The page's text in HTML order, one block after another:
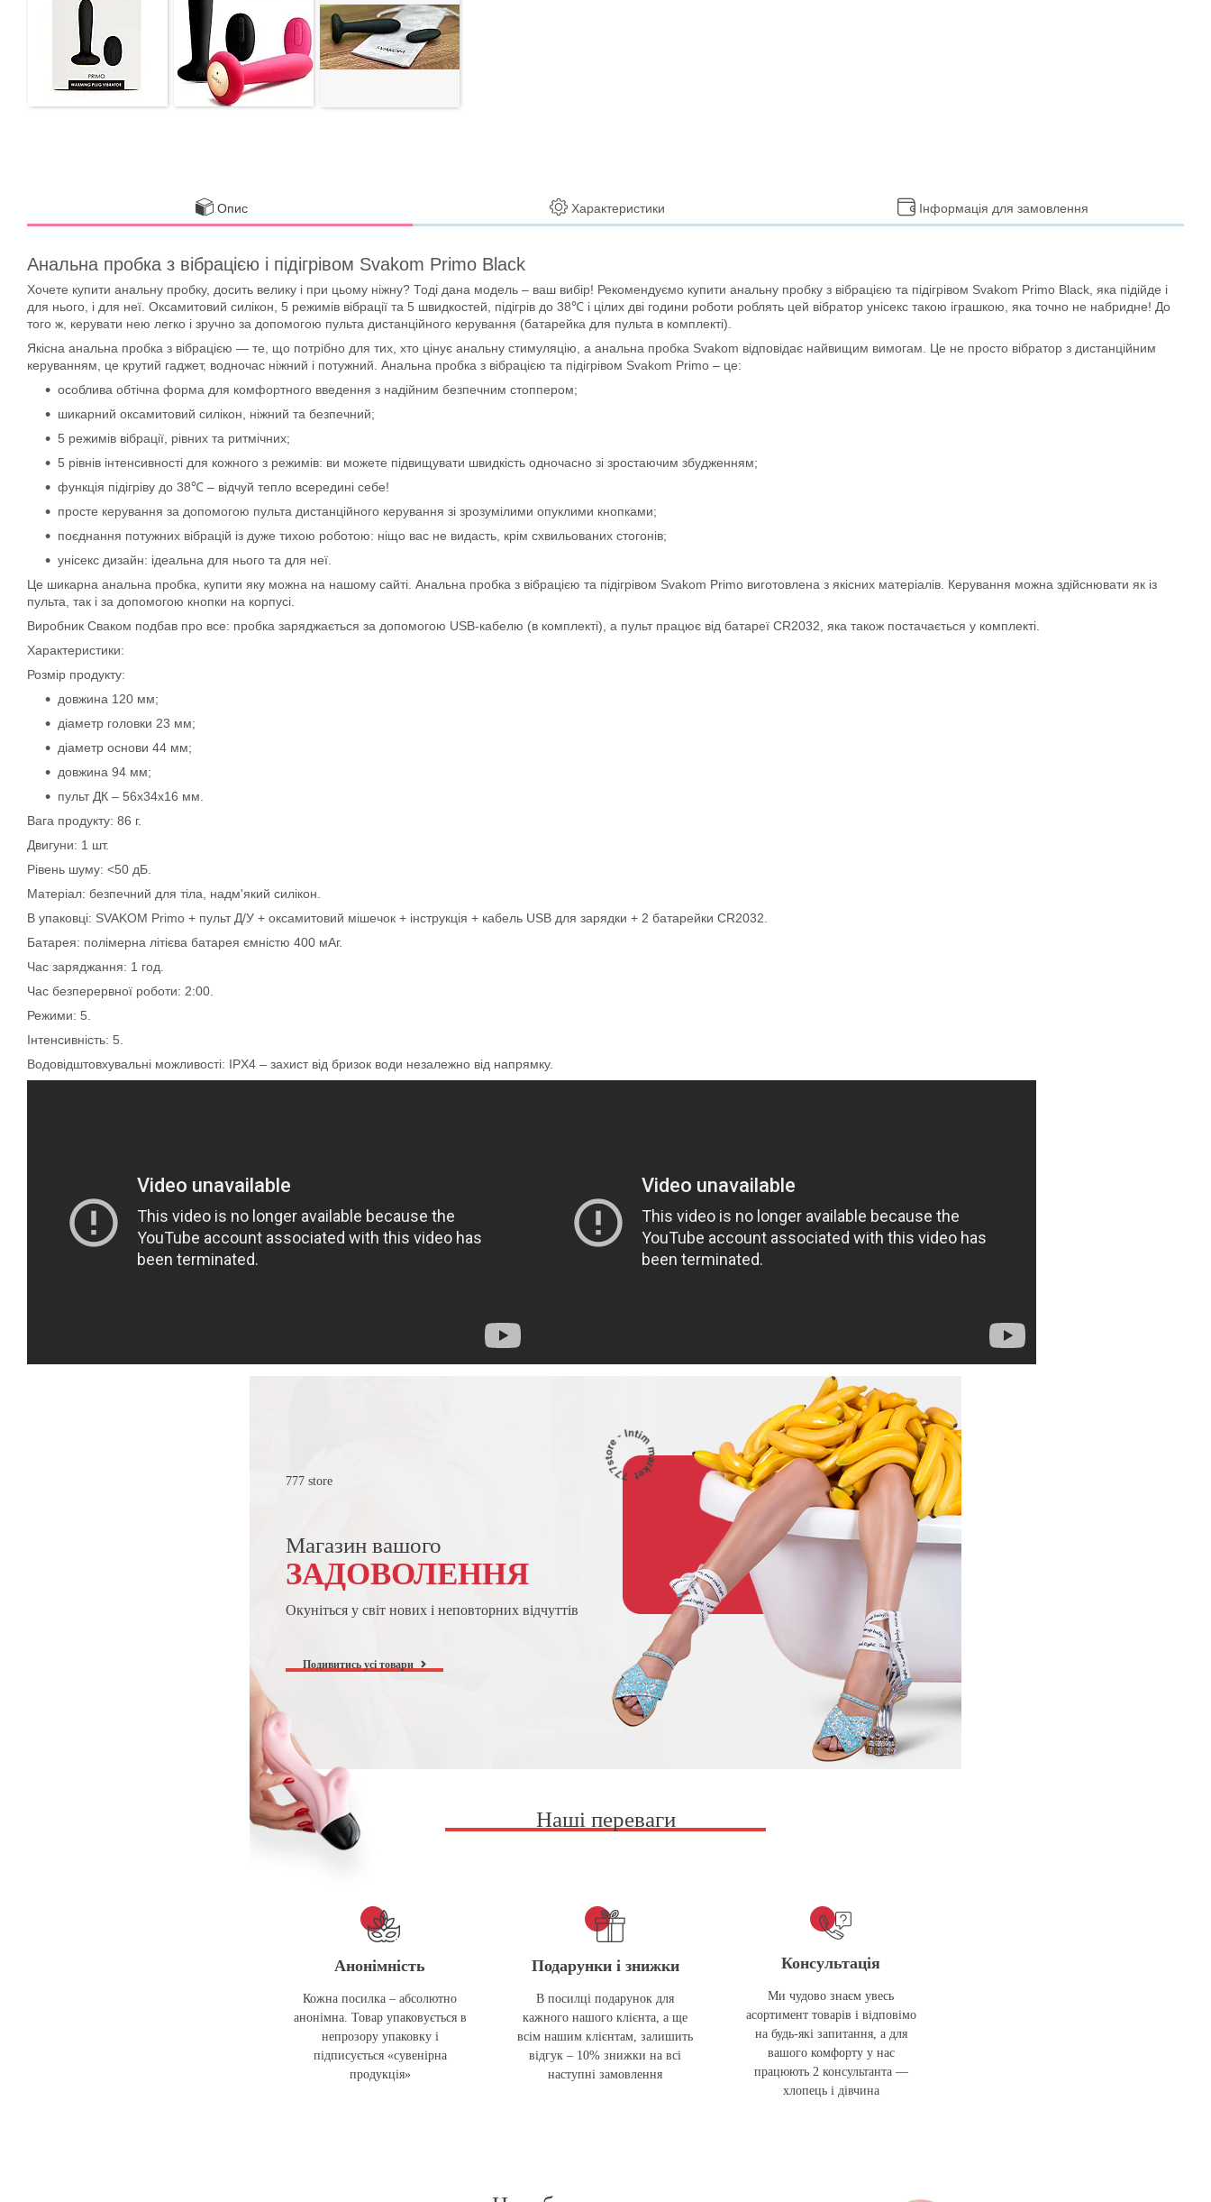
Опис Характеристики Інформація для замовлення
Анальна пробка з вібрацією і підігрівом Svakom Primo Black
Хочете купити анальну пробку, досить велику і при цьому ніжну? Тоді дана модель – ваш вибір! Рекомендуємо купити анальну пробку з вібрацією та підігрівом Svakom Primo Black, яка підійде і
для нього, і для неї. Оксамитовий силікон, 5 режимів вібрації та 5 швидкостей, підігрів до 38℃ і цілих дві години роботи роблять цей вібратор унісекс такою іграшкою, яка точно не набридне! До
того ж, керувати нею легко і зручно за допомогою пульта дистанційного керування (батарейка для пульта в комплекті).
Якісна анальна пробка з вібрацією — те, що потрібно для тих, хто цінує анальну стимуляцію, а анальна пробка Svakom відповідає найвищим вимогам. Це не просто вібратор з дистанційним
керуванням, це крутий гаджет, водночас ніжний і потужний. Анальна пробка з вібрацією та підігрівом Svakom Primo – це:
особлива обтічна форма для комфортного введення з надійним безпечним стоппером;
шикарний оксамитовий силікон, ніжний та безпечний;
5 режимів вібрації, рівних та ритмічних;
5 рівнів інтенсивності для кожного з режимів: ви можете підвищувати швидкість одночасно зі зростаючим збудженням;
функція підігріву до 38℃ – відчуй тепло всередині себе!
просте керування за допомогою пульта дистанційного керування зі зрозумілими опуклими кнопками;
поєднання потужних вібрацій із дуже тихою роботою: ніщо вас не видасть, крім схвильованих стогонів;
унісекс дизайн: ідеальна для нього та для неї.
Це шикарна анальна пробка, купити яку можна на нашому сайті. Анальна пробка з вібрацією та підігрівом Svakom Primo виготовлена з якісних матеріалів. Керування можна здійснювати як із
пульта, так і за допомогою кнопки на корпусі.
Виробник Сваком подбав про все: пробка заряджається за допомогою USB-кабелю (в комплекті), а пульт працює від батареї CR2032, яка також постачається у комплекті.
Характеристики:
Розмір продукту:
довжина 120 мм;
діаметр головки 23 мм;
діаметр основи 44 мм;
довжина 94 мм;
пульт ДК – 56х34х16 мм.
Вага продукту: 86 г.
Двигуни: 1 шт.
Рівень шуму: <50 дБ.
Матеріал: безпечний для тіла, надм'який силікон.
В упаковці: SVAKOM Primo + пульт Д/У + оксамитовий мішечок + інструкція + кабель USB для зарядки + 2 батарейки CR2032.
Батарея: полімерна літієва батарея ємністю 400 мАг.
Час заряджання: 1 год.
Час безперервної роботи: 2:00.
Режими: 5.
Інтенсивність: 5.
Водовідштовхувальні можливості: IPX4 – захист від бризок води незалежно від напрямку.
777 store
Магазин вашого
ЗАДОВОЛЕННЯ
Окуніться у світ нових і неповторних відчуттів
Подивитись усі товари
Наші переваги
Анонімність
Кожна посилка – абсолютно
анонімна. Товар упаковується в
непрозору упаковку і
підписується «сувенірна
продукція»
Подарунки і знижки
В посилці подарунок для
кажного нашого клієнта, а ще
всім нашим клієнтам, залишить
відгук – 10% знижки на всі
наступні замовлення
Консультація
Ми чудово знаєм увесь
асортимент товарів і відповімо
на будь-які запитання, а для
вашого комфорту у нас
працюють 2 консультанта —
хлопець і дівчина